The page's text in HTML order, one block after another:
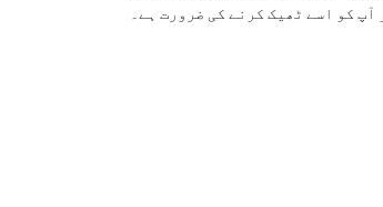
آپ کو اسے ٹھیک کرنے کی ضرورت ہے۔